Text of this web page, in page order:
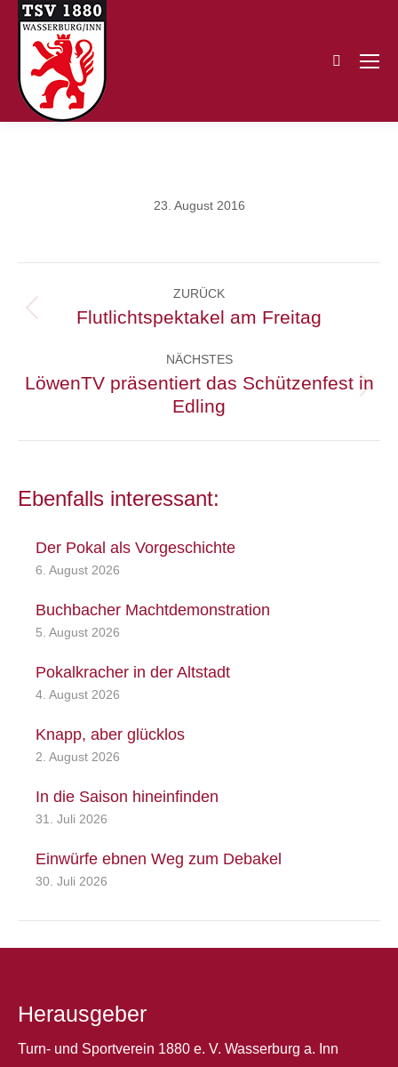
Search:
23. August 2016
ZURÜCK
Vorheriger
Flutlichtspektakel am Freitag
NÄCHSTES
Nächster
Beitrag:
LöwenTV präsentiert das Schützenfest in
Edling
Ebenfalls interessant:
Der Pokal als Vorgeschichte
6. August 2026
Buchbacher Machtdemonstration
5. August 2026
Pokalkracher in der Altstadt
4. August 2026
Knapp, aber glücklos
2. August 2026
In die Saison hineinfinden
31. Juli 2026
Einwürfe ebnen Weg zum Debakel
30. Juli 2026
Herausgeber
Turn- und Sportverein 1880 e. V. Wasserburg a. Inn